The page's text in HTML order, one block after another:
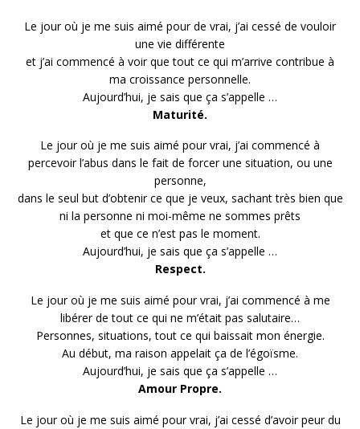
Le jour où je me suis aimé pour de vrai, j’ai cessé de vouloir
une vie différente
et j’ai commencé à voir que tout ce qui m’arrive contribue à
ma croissance personnelle.
Aujourd’hui, je sais que ça s’appelle …
Maturité.
Le jour où je me suis aimé pour vrai, j’ai commencé à
percevoir l’abus dans le fait de forcer une situation, ou une
personne,
dans le seul but d’obtenir ce que je veux, sachant très bien que
ni la personne ni moi-même ne sommes prêts
et que ce n’est pas le moment.
Aujourd’hui, je sais que ça s’appelle …
Respect.
Le jour où je me suis aimé pour vrai, j’ai commencé à me
libérer de tout ce qui ne m’était pas salutaire…
Personnes, situations, tout ce qui baissait mon énergie.
Au début, ma raison appelait ça de l’égoïsme.
Aujourd’hui, je sais que ça s’appelle …
Amour Propre.
Le jour où je me suis aimé pour vrai, j’ai cessé d’avoir peur du